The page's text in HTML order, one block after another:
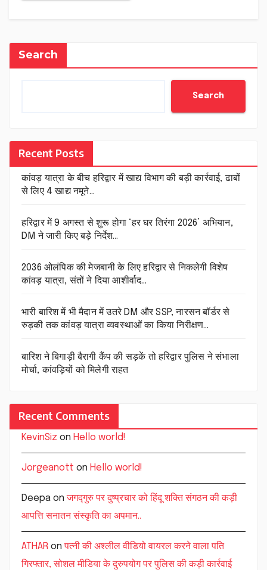
Search
Search
Recent Posts
कांवड़ यात्रा के बीच हरिद्वार में खाद्य विभाग की बड़ी कार्रवाई, ढाबों
से लिए 4 खाद्य नमूने…
हरिद्वार में 9 अगस्त से शुरू होगा ‘हर घर तिरंगा 2026’ अभियान,
DM ने जारी किए बड़े निर्देश…
2036 ओलंपिक की मेजबानी के लिए हरिद्वार से निकलेगी विशेष
कांवड़ यात्रा, संतों ने दिया आशीर्वाद…
भारी बारिश में भी मैदान में उतरे DM और SSP, नारसन बॉर्डर से
रुड़की तक कांवड़ यात्रा व्यवस्थाओं का किया निरीक्षण…
बारिश ने बिगाड़ी बैरागी कैंप की सड़कें तो हरिद्वार पुलिस ने संभाला
मोर्चा, कांवड़ियों को मिलेगी राहत
Recent Comments
KevinSiz on Hello world!
Jorgeanott on Hello world!
Deepa onजगद्गुरु पर दुष्प्रचार को हिंदू शक्ति संगठन की कड़ी
आपत्ति सनातन संस्कृति का अपमान..
ATHAR onपत्नी की अश्लील वीडियो वायरल करने वाला पति
गिरफ्तार, सोशल मीडिया के दुरुपयोग पर पुलिस की कड़ी कार्रवाई